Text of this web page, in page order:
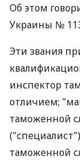
Об этом
Украины № 113
Эти звания
инспектор
отличием;
таможенной
таможенной